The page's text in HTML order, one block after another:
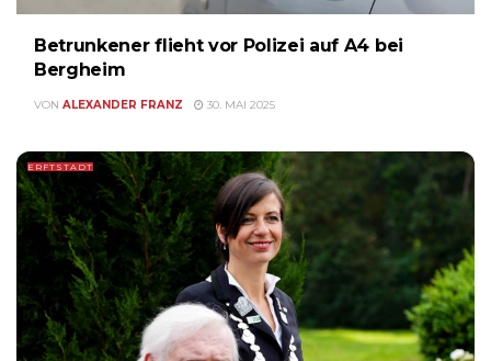
Betrunkener flieht vor Polizei auf A4 bei
Bergheim
VON ALEXANDER FRANZ 30. MAI 2025
ERFTSTADT